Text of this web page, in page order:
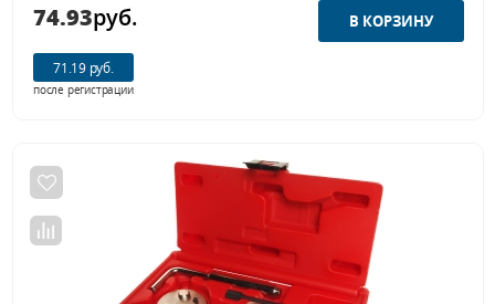
74.93руб.
71.19 руб.
после регистрации